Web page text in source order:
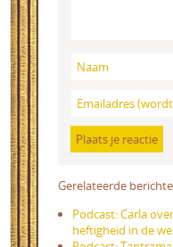
Gerelateerde
Podcast: Carla
heftigheid in de